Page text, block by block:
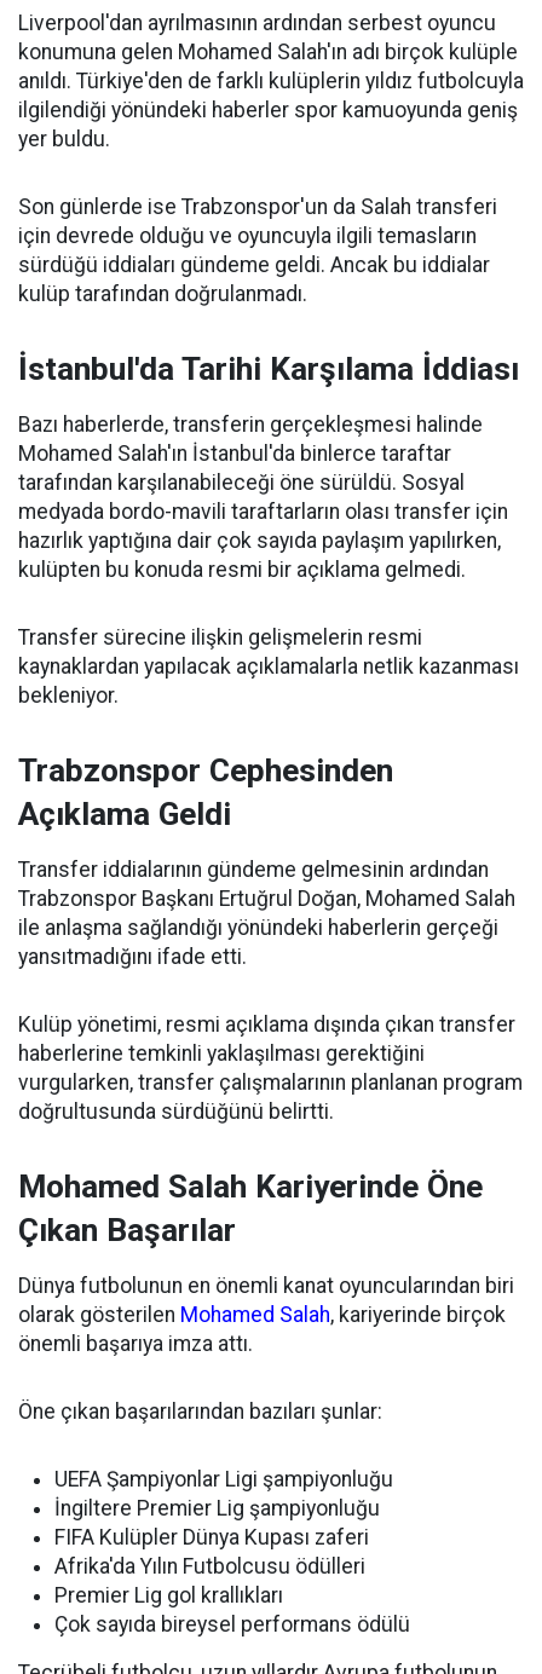
Liverpool'dan ayrılmasının ardından serbest oyuncu
konumuna gelen Mohamed Salah'ın adı birçok kulüple
anıldı. Türkiye'den de farklı kulüplerin yıldız futbolcuyla
ilgilendiği yönündeki haberler spor kamuoyunda geniş
yer buldu.
Son günlerde ise Trabzonspor'un da Salah transferi
için devrede olduğu ve oyuncuyla ilgili temasların
sürdüğü iddiaları gündeme geldi. Ancak bu iddialar
kulüp tarafından doğrulanmadı.
İstanbul'da Tarihi Karşılama İddiası
Bazı haberlerde, transferin gerçekleşmesi halinde
Mohamed Salah'ın İstanbul'da binlerce taraftar
tarafından karşılanabileceği öne sürüldü. Sosyal
medyada bordo-mavili taraftarların olası transfer için
hazırlık yaptığına dair çok sayıda paylaşım yapılırken,
kulüpten bu konuda resmi bir açıklama gelmedi.
Transfer sürecine ilişkin gelişmelerin resmi
kaynaklardan yapılacak açıklamalarla netlik kazanması
bekleniyor.
Trabzonspor Cephesinden
Açıklama Geldi
Transfer iddialarının gündeme gelmesinin ardından
Trabzonspor Başkanı Ertuğrul Doğan, Mohamed Salah
ile anlaşma sağlandığı yönündeki haberlerin gerçeği
yansıtmadığını ifade etti.
Kulüp yönetimi, resmi açıklama dışında çıkan transfer
haberlerine temkinli yaklaşılması gerektiğini
vurgularken, transfer çalışmalarının planlanan program
doğrultusunda sürdüğünü belirtti.
Mohamed Salah Kariyerinde Öne
Çıkan Başarılar
Dünya futbolunun en önemli kanat oyuncularından biri
olarak gösterilen Mohamed Salah, kariyerinde birçok
önemli başarıya imza attı.
Öne çıkan başarılarından bazıları şunlar:
UEFA Şampiyonlar Ligi şampiyonluğu
İngiltere Premier Lig şampiyonluğu
FIFA Kulüpler Dünya Kupası zaferi
Afrika'da Yılın Futbolcusu ödülleri
Premier Lig gol krallıkları
Çok sayıda bireysel performans ödülü